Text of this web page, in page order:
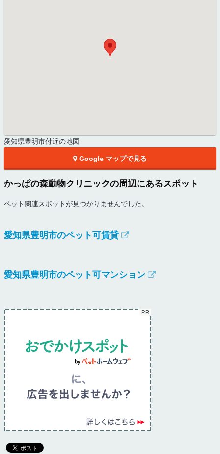
愛知県豊明市付近の地図
Google マップで見る
かっぱの森動物クリニックの周辺にあるスポット
ペット関連スポットが見つかりませんでした。
愛知県豊明市のペット可賃貸
愛知県豊明市のペット可マンション